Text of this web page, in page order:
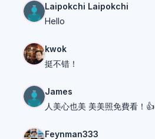
Laipokchi Laipokchi
Hello
kwok
挺不错！
James
人美心也美 美美照免費看！👍
Feynman333